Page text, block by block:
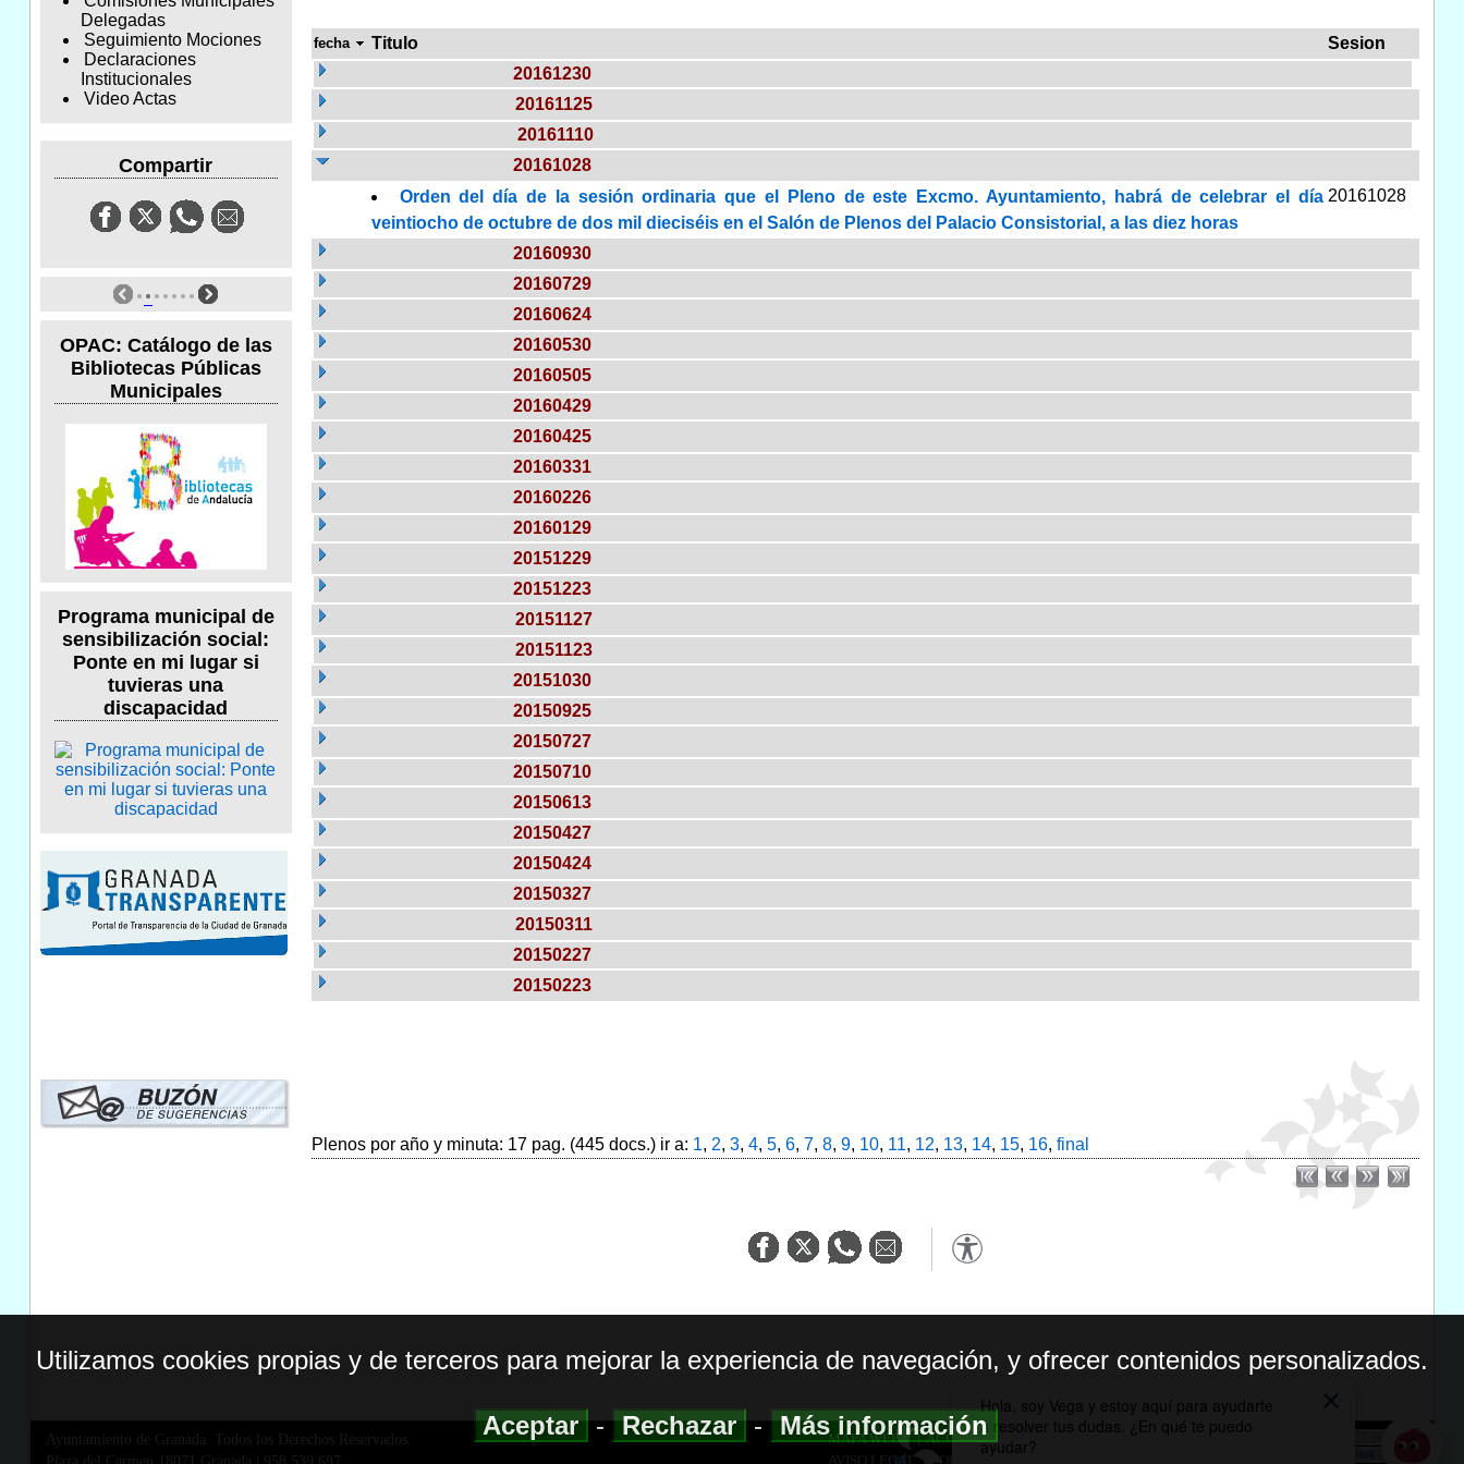
Delegadas
Seguimiento Mociones
Declaraciones
Institucionales
Video Actas
Compartir
OPAC: Catálogo de las
Bibliotecas Públicas
Municipales
Programa municipal de
sensibilización social:
Ponte en mi lugar si
tuvieras una
discapacidad
fecha Titulo
Sesion
20161230
20161125
20161110
20161028
Orden del día de la sesión ordinaria que el Pleno de este Excmo. Ayuntamiento, habrá de celebrar el día
veintiocho de octubre de dos mil dieciséis en el Salón de Plenos del Palacio Consistorial, a las diez horas
20161028
20160930
20160729
20160624
20160530
20160505
20160429
20160425
20160331
20160226
20160129
20151229
20151223
20151127
20151123
20151030
20150925
20150727
20150710
20150613
20150427
20150424
20150327
20150311
20150227
20150223
Plenos por año y minuta: 17 pag. (445 docs.) ir a: 1, 2, 3, 4, 5, 6, 7, 8, 9, 10, 11, 12, 13, 14, 15, 16, final
Ayuntamiento de Granada. Todos los Derechos Reservados.
MAPA WEB|ACCESIBILIDAD
AVISO LEGAL| POLITICA DE PRIVACIDAD
Utilizamos cookies propias y de terceros para mejorar la experiencia de navegación, y ofrecer contenidos personalizados.
Aceptar-Rechazar-Más información